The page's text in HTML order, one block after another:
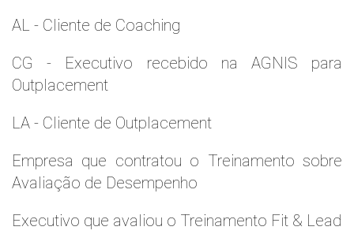
AL - Cliente de Coaching
CG - Executivo recebido na AGNIS para
Outplacement
LA - Cliente de Outplacement
Empresa que contratou o Treinamento sobre
Avaliação de Desempenho
Executivo que avaliou o Treinamento Fit & Lead